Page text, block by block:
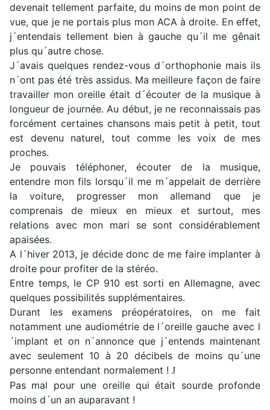
devenait tellement parfaite, du moins de mon point de
vue, que je ne portais plus mon ACA à droite. En effet,
j´entendais tellement bien à gauche qu´il me gênait
plus qu´autre chose.
J´avais quelques rendez-vous d´orthophonie mais ils
n´ont pas été très assidus. Ma meilleure façon de faire
travailler mon oreille était d´écouter de la musique à
longueur de journée. Au début, je ne reconnaissais pas
forcément certaines chansons mais petit à petit, tout
est devenu naturel, tout comme les voix de mes
proches.
Je pouvais téléphoner, écouter de la musique,
entendre mon fils lorsqu´il me m´appelait de derrière
la voiture, progresser mon allemand que je
comprenais de mieux en mieux et surtout, mes
relations avec mon mari se sont considérablement
apaisées.
A l´hiver 2013, je décide donc de me faire implanter à
droite pour profiter de la stéréo.
Entre temps, le CP 910 est sorti en Allemagne, avec
quelques possibilités supplémentaires.
Durant les examens préopératoires, on me fait
notamment une audiométrie de l´oreille gauche avec l
´implant et on n´annonce que j´entends maintenant
avec seulement 10 à 20 décibels de moins qu´une
personne entendant normalement ! J
Pas mal pour une oreille qui était sourde profonde
moins d´un an auparavant !